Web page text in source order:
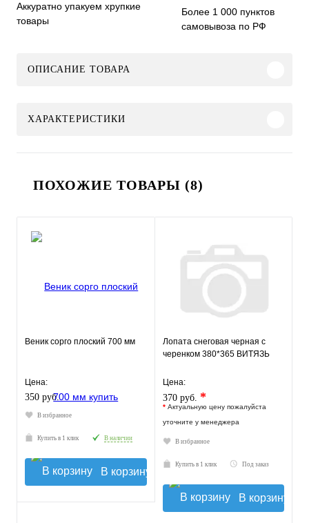
Аккуратно упакуем хрупкие
товары
Более 1 000 пунктов
самовывоза по РФ
ОПИСАНИЕ ТОВАРА
ХАРАКТЕРИСТИКИ
ПОХОЖИЕ ТОВАРЫ (8)
Веник сорго плоский 700 мм
Цена:
350 руб.
В избранное
Купить в 1 клик В наличии
В корзину
Лопата снеговая черная с
черенком 380*365 ВИТЯЗЬ
Цена:
370 руб. *
* Актуальную цену пожалуйста
уточните у менеджера
В избранное
Купить в 1 клик Под заказ
В корзину